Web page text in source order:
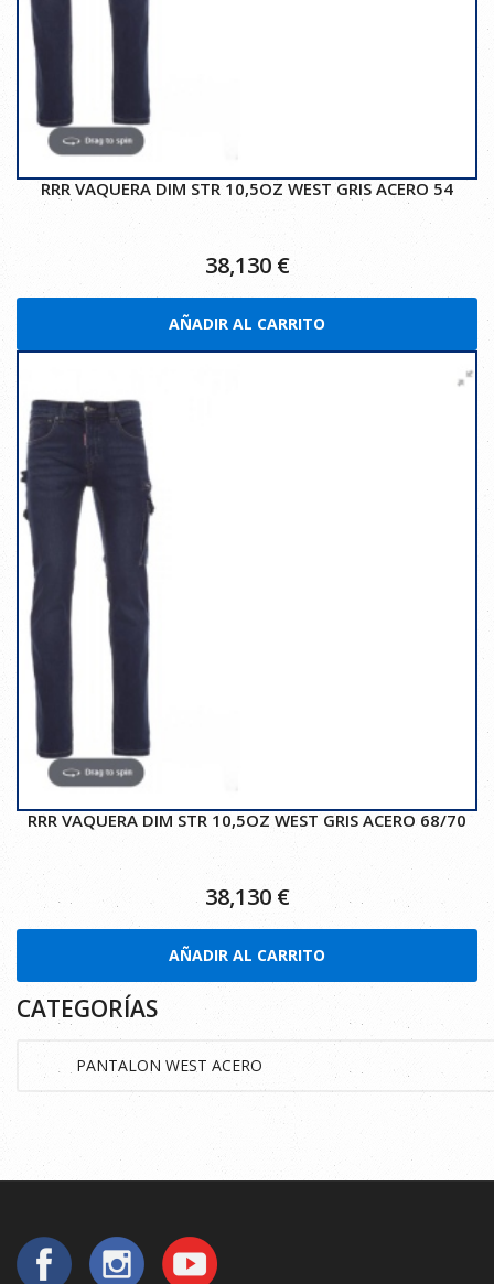
RRR VAQUERA DIM STR 10,5OZ WEST GRIS ACERO 54
38,130 €
AÑADIR AL CARRITO
RRR VAQUERA DIM STR 10,5OZ WEST GRIS ACERO 68/70
38,130 €
AÑADIR AL CARRITO
CATEGORÍAS